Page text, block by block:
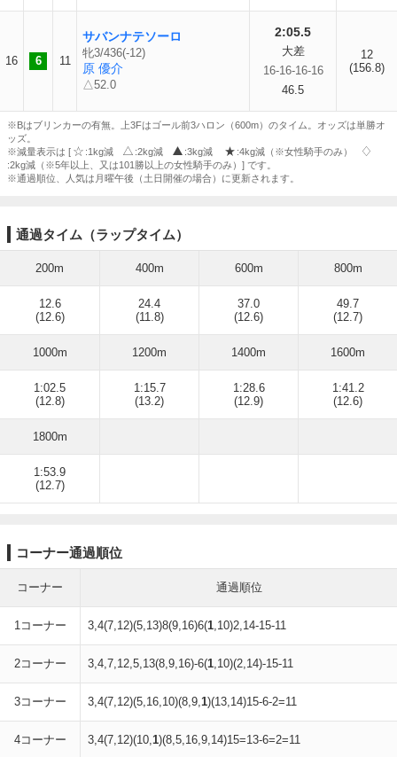
16 6 11
サバンナテソーロ
牝3/436(-12)
原 優介
△52.0
2:05.5
大差
16-16-16-16
46.5
12
(156.8)
※Bはブリンカーの有無。上3Fはゴール前3ハロン（600m）のタイム。オッズは単勝オ
ッズ。
※減量表示は [
:1kg減 :2kg減 :3kg減
:4kg減（※女性騎手のみ）
:2kg減（※5年以上、又は101勝以上の女性騎手のみ）] です。
※通過順位、人気は月曜午後（土日開催の場合）に更新されます。
通過タイム（ラップタイム）
200m 400m 600m 800m
12.6
(12.6)
24.4
(11.8)
37.0
(12.6)
49.7
(12.7)
1000m 1200m 1400m 1600m
1:02.5
(12.8)
1:15.7
(13.2)
1:28.6
(12.9)
1:41.2
(12.6)
1800m
1:53.9
(12.7)
コーナー通過順位
コーナー 通過順位
1コーナー 3,4(7,12)(5,13)8(9,16)6(1,10)2,14-15-11
2コーナー 3,4,7,12,5,13(8,9,16)-6(1,10)(2,14)-15-11
3コーナー 3,4(7,12)(5,16,10)(8,9,1)(13,14)15-6-2=11
4コーナー 3,4(7,12)(10,1)(8,5,16,9,14)15=13-6=2=11